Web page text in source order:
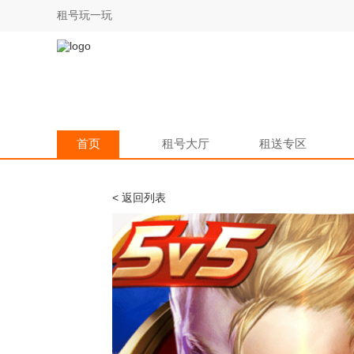
租号玩一玩
首页 租号大厅 租送专区
< 返回列表